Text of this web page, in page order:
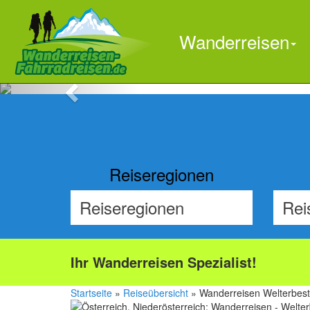
Previous
Wanderreisen
Reiseregionen
Ihr Wanderreisen Spezialist!
Startseite » Reiseübersicht » Wanderreisen